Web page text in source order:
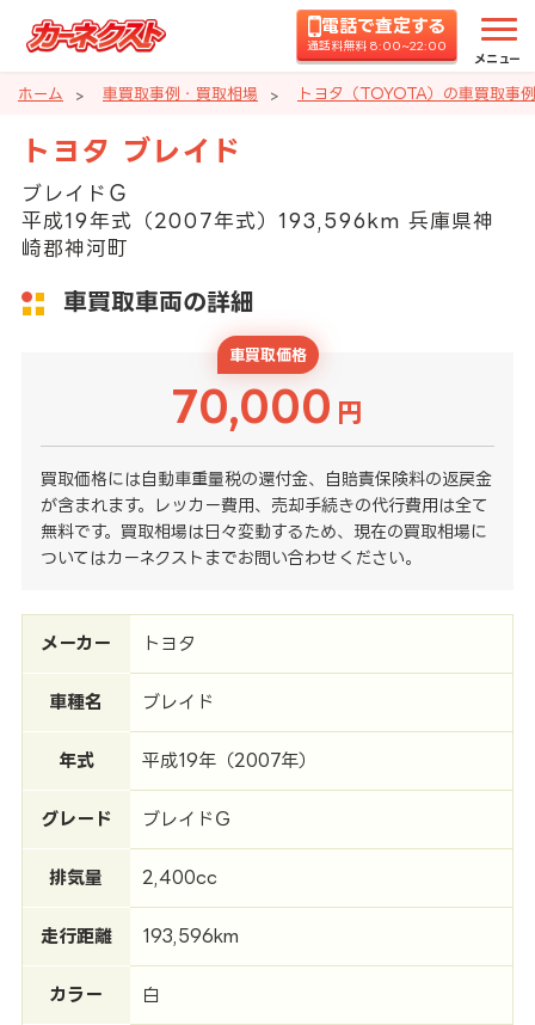
電話で査定する
通話料無料 8:00~22:00
メニュー
ホーム 車買取事例・買取相場 トヨタ（TOYOTA）の車買取事
トヨタ ブレイド
ブレイドＧ
平成19年式（2007年式）193,596km 兵庫県神
崎郡神河町
車買取車両の詳細
車買取価格
70,000 円
買取価格には自動車重量税の還付金、自賠責保険料の返戻金
が含まれます。レッカー費用、売却手続きの代行費用は全て
無料です。買取相場は日々変動するため、現在の買取相場に
ついてはカーネクストまでお問い合わせください。
メーカー トヨタ
車種名 ブレイド
年式 平成19年（2007年）
グレード ブレイドＧ
排気量 2,400cc
走行距離 193,596km
カラー 白